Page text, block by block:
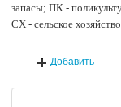
запасы; ПК -
СХ - сельское
Добавить